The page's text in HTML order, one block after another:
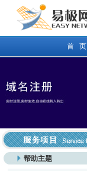
首 页
帮助主题